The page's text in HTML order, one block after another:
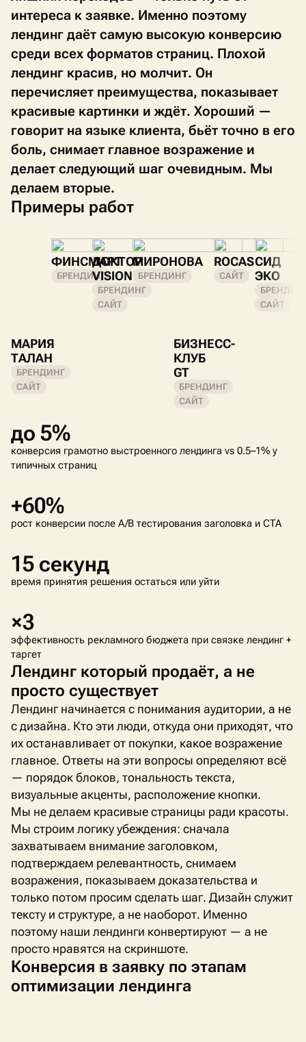
интереса к заявке. Именно поэтому
лендинг даёт самую высокую конверсию
среди всех форматов страниц. Плохой
лендинг красив, но молчит. Он
перечисляет преимущества, показывает
красивые картинки и ждёт. Хороший —
говорит на языке клиента, бьёт точно в его
боль, снимает главное возражение и
делает следующий шаг очевидным. Мы
делаем вторые.
Примеры работ
МАРИЯ
ТАЛАН
БРЕНДИНГ
САЙТ
ФИНСМАРТ
БРЕНДИНГ
ДОКТОР
VISION
БРЕНДИНГ
САЙТ
МИРОНОВА
БРЕНДИНГ
БИЗНЕСС-
КЛУБ
GT
БРЕНДИНГ
САЙТ
ROCAS
САЙТ
СИД
ЭКО
САЙТ
до 5%
конверсия грамотно выстроенного лендинга vs 0.5–1% у
типичных страниц
+60%
рост конверсии после A/B тестирования заголовка и CTA
15 секунд
время принятия решения остаться или уйти
×3
эффективность рекламного бюджета при связке лендинг +
таргет
Лендинг который продаёт, а не
просто существует
Лендинг начинается с понимания аудитории, а не
с дизайна. Кто эти люди, откуда они приходят, что
их останавливает от покупки, какое возражение
главное. Ответы на эти вопросы определяют всё
— порядок блоков, тональность текста,
визуальные акценты, расположение кнопки.
Мы не делаем красивые страницы ради красоты.
Мы строим логику убеждения: сначала
захватываем внимание заголовком,
подтверждаем релевантность, снимаем
возражения, показываем доказательства и
только потом просим сделать шаг. Дизайн служит
тексту и структуре, а не наоборот. Именно
поэтому наши лендинги конвертируют — а не
просто нравятся на скриншоте.
Конверсия в заявку по этапам
оптимизации лендинга